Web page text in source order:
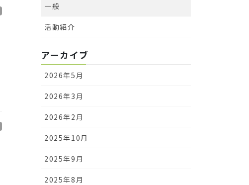
一般
活動紹介
アーカイブ
2026年5月
2026年3月
2026年2月
2025年10月
2025年9月
2025年8月